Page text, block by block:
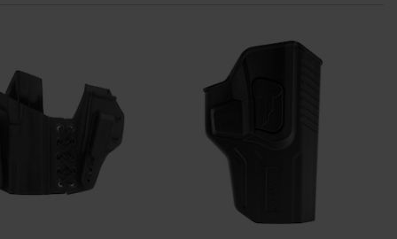
уподобань